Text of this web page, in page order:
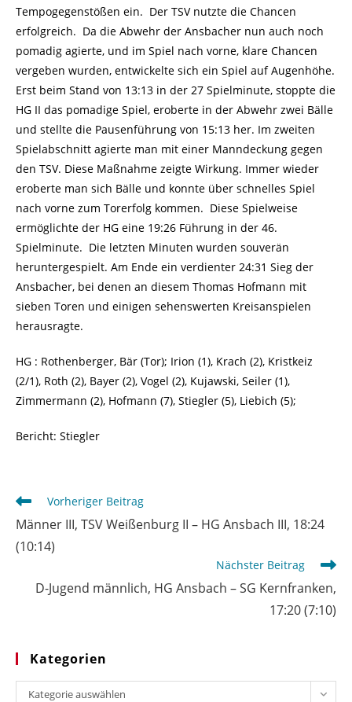
Tempogegenstößen ein. Der TSV nutzte die Chancen
erfolgreich. Da die Abwehr der Ansbacher nun auch noch
pomadig agierte, und im Spiel nach vorne, klare Chancen
vergeben wurden, entwickelte sich ein Spiel auf Augenhöhe.
Erst beim Stand von 13:13 in der 27 Spielminute, stoppte die
HG II das pomadige Spiel, eroberte in der Abwehr zwei Bälle
und stellte die Pausenführung von 15:13 her. Im zweiten
Spielabschnitt agierte man mit einer Manndeckung gegen
den TSV. Diese Maßnahme zeigte Wirkung. Immer wieder
eroberte man sich Bälle und konnte über schnelles Spiel
nach vorne zum Torerfolg kommen. Diese Spielweise
ermöglichte der HG eine 19:26 Führung in der 46.
Spielminute. Die letzten Minuten wurden souverän
heruntergespielt. Am Ende ein verdienter 24:31 Sieg der
Ansbacher, bei denen an diesem Thomas Hofmann mit
sieben Toren und einigen sehenswerten Kreisanspielen
herausragte.
HG : Rothenberger, Bär (Tor); Irion (1), Krach (2), Kristkeiz
(2/1), Roth (2), Bayer (2), Vogel (2), Kujawski, Seiler (1),
Zimmermann (2), Hofmann (7), Stiegler (5), Liebich (5);
Bericht: Stiegler
Weitere
Artikel
ansehen
Vorheriger Beitrag
Männer III, TSV Weißenburg II – HG Ansbach III, 18:24
(10:14)
Nächster Beitrag
D-Jugend männlich, HG Ansbach – SG Kernfranken,
17:20 (7:10)
Kategorien
Kategorien
Kategorie auswählen